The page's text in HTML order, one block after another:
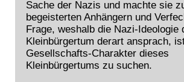
Sache der Nazis und machte sie
begeisterten Anhängern und
Frage, weshalb die Nazi-Ideologie
Kleinbürgertum derart ansprach,
Gesellschafts-Charakter dieses
Kleinbürgertums zu suchen.